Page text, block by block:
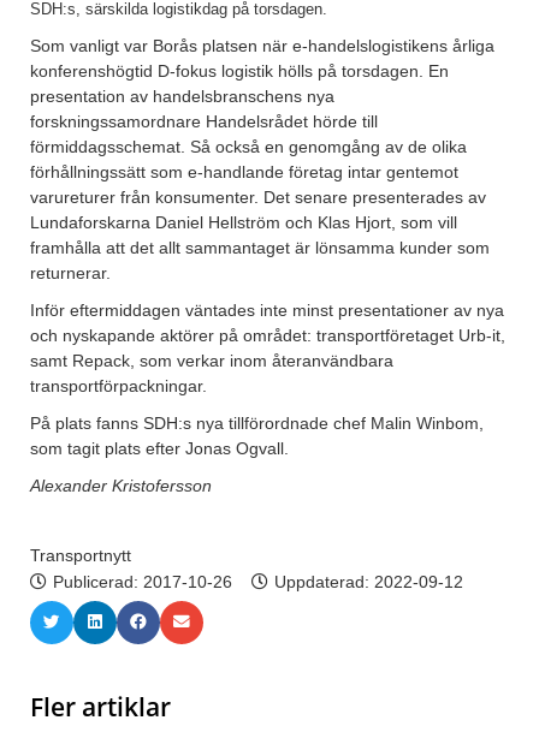
SDH:s, särskilda logistikdag på torsdagen.
Som vanligt var Borås platsen när e-handelslogistikens årliga
konferenshögtid D-fokus logistik hölls på torsdagen. En
presentation av handelsbranschens nya
forskningssamordnare Handelsrådet hörde till
förmiddagsschemat. Så också en genomgång av de olika
förhållningssätt som e-handlande företag intar gentemot
varureturer från konsumenter. Det senare presenterades av
Lundaforskarna Daniel Hellström och Klas Hjort, som vill
framhålla att det allt sammantaget är lönsamma kunder som
returnerar.
Inför eftermiddagen väntades inte minst presentationer av nya
och nyskapande aktörer på området: transportföretaget Urb-it,
samt Repack, som verkar inom återanvändbara
transportförpackningar.
På plats fanns SDH:s nya tillförordnade chef Malin Winbom,
som tagit plats efter Jonas Ogvall.
Alexander Kristofersson
Transportnytt
Publicerad: 2017-10-26 Uppdaterad: 2022-09-12
Fler artiklar